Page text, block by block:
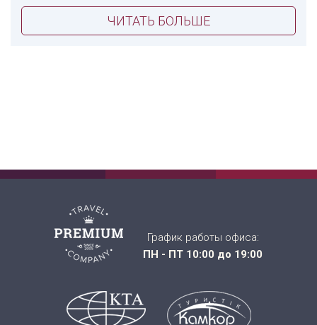
ЧИТАТЬ БОЛЬШЕ
График работы офиса:
ПН - ПТ 10:00 до 19:00